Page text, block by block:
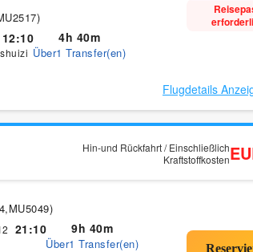
)
12:10 4h 40m
Über1 Transfer(en)
Flugdetails
Hin-und Rückfahrt / Einschließlich
Kraftstoffkosten
)
21:10 9h 40m
Über1 Transfer(en)